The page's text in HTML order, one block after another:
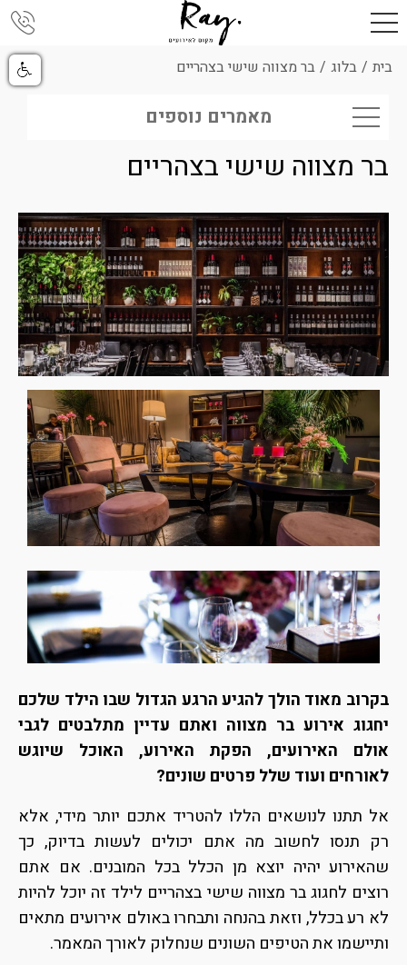
בית / בלוג / בר מצווה שישי בצהריים
מאמרים נוספים
בר מצווה שישי בצהריים
בקרוב מאוד הולך להגיע הרגע הגדול שבו הילד שלכם
יחגוג אירוע בר מצווה ואתם עדיין מתלבטים לגבי
אולם האירועים, הפקת האירוע, האוכל שיוגש
לאורחים ועוד שלל פרטים שונים?
אל תתנו לנושאים הללו להטריד אתכם יותר מידי, אלא
רק תנסו לחשוב מה אתם יכולים לעשות בדיוק, כך
שהאירוע יהיה יוצא מן הכלל בכל המובנים. אם אתם
רוצים לחגוג בר מצווה שישי בצהריים לילד זה יוכל להיות
לא רע בכלל, וזאת בהנחה ותבחרו באולם אירועים מתאים
ותיישמו את הטיפים השונים שנחלוק לאורך המאמר.